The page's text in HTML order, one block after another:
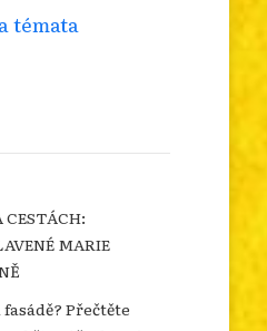
témata
CESTÁCH:
MARIE
Přečtěte